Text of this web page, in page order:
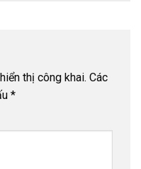
thị công khai. Các
*